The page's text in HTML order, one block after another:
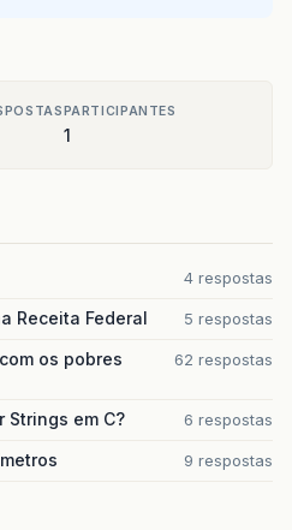
PARTICIPANTES
1
4 respostas
Receita Federal 5 respostas
os pobres
62 respostas
Strings em C? 6 respostas
9 respostas